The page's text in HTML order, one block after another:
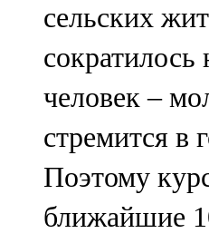
сельских
сократилось
человек –
стремится в
Поэтому
ближайшие